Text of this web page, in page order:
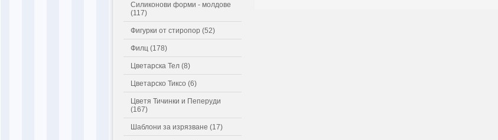
Силиконови форми - молдове
(117)
Фигурки от стиропор (52)
Филц (178)
Цветарска Тел (8)
Цветарско Тиксо (6)
Цветя Тичинки и Пеперуди
(167)
Шаблони за изрязване (17)